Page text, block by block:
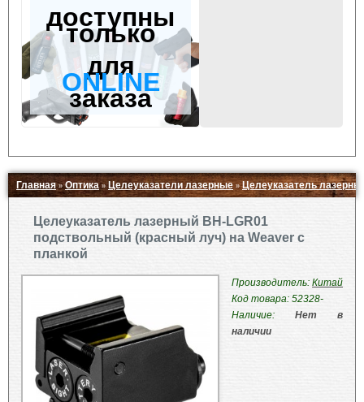
доступны
только
для
ONLINE
заказа
Главная»Оптика » Целеуказатели лазерные »Целеуказатель
Целеуказатель лазерный BH-LGR01
подствольный (красный луч) на Weaver с
планкой
Производитель: Китай
Код товара: 52328-
Наличие: Нет в
наличии